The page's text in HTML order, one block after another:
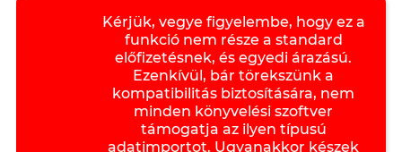
Kérjük, vegye figyelembe, hogy ez a
funkció nem része a standard
előfizetésnek, és egyedi árazású.
Ezenkívül, bár törekszünk a
kompatibilitás biztosítására, nem
minden könyvelési szoftver
támogatja az ilyen típusú
adatimportot. Ugyanakkor készek